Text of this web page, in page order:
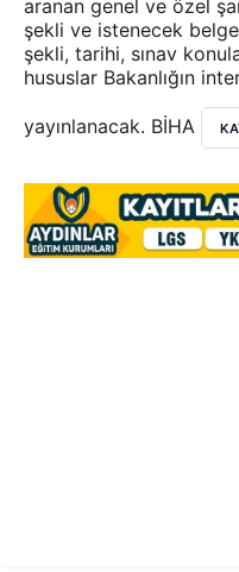
aranan genel ve özel
şekli ve istenecek
şekli, tarihi, sınav
hususlar Bakanlığın
yayınlanacak. BİHA